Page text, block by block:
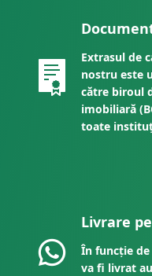
Extrasul de
nostru este
către biroul
imobiliară
toate
Livrare
În funcție
va fi livrat